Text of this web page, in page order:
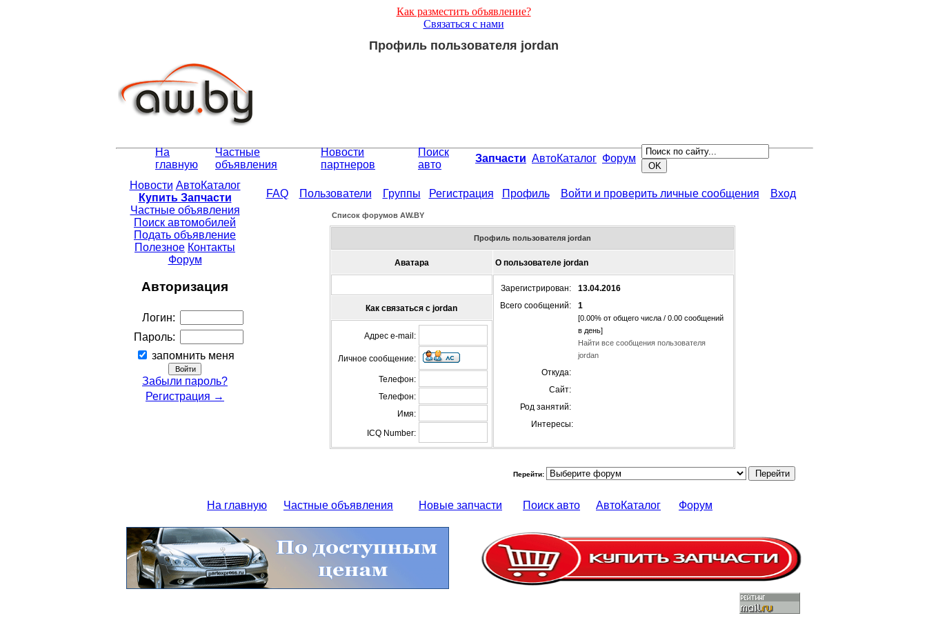
Как разместить объявление?
Связаться с нами
Профиль пользователя jordan
На
главную
Частные
объявления
Новости
партнеров
Поиск
авто
Запчасти АвтоКаталог Форум
Новости АвтоКаталог
Купить Запчасти
Частные объявления
Поиск автомобилей
Подать объявление
Полезное Контакты
Форум
Авторизация
Логин:
Пароль:
запомнить меня
Забыли пароль?
Регистрация →
FAQ Пользователи Группы Регистрация Профиль Войти и проверить личные сообщения Вход
Список форумов АW.BY
Профиль пользователя jordan
Аватара О пользователе jordan
Зарегистрирован:
13.04.2016
Всего сообщений:
1
[0.00% от общего числа / 0.00 сообщений
в день]
Найти все сообщения пользователя
jordan
Откуда:
Сайт:
Род занятий:
Интересы:
Как связаться с jordan
Адрес e-mail:
Личное сообщение:
Телефон:
Телефон:
Имя:
ICQ Number:
Перейти:
На главную Частные объявления Новые запчасти Поиск авто АвтоКаталог Форум